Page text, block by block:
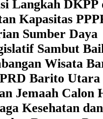
Langkah DKPP
Kapasitas
Sumber Daya
Sambut
Wisata
Barito
Jemaah Calon
Kesehatan dan